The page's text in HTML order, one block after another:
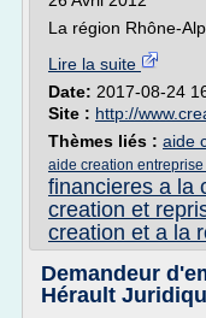
La région Rhône-
Lire la suite
Date: 2017-08-24
Site : http://
Thèmes liés : aide
aide creation
financieres a la
creation et
creation et a la
Demandeur
Hérault